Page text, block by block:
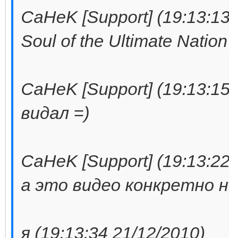
CaHeK [Support]
Soul of the Ultimate Nation
CaHeK [Support]
видал =)
CaHeK [Support]
а это видео конкретно
я (19:13:34 21/12/2010)